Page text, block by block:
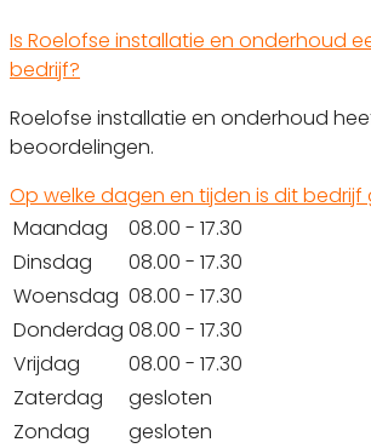
Is Roelofse installatie en onderhoud
bedrijf?
Roelofse installatie en onderhoud
beoordelingen.
Op welke dagen en tijden is dit
Maandag
08.00 - 17.30
Dinsdag
08.00 - 17.30
Woensdag 08.00 - 17.30
Donderdag 08.00 - 17.30
Vrijdag
08.00 - 17.30
Zaterdag
gesloten
Zondag
gesloten